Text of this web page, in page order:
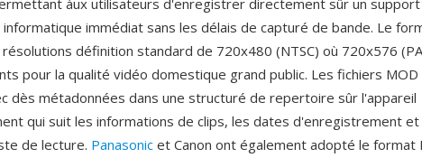
àux utilisateurs d'enregistrer directement sûr un support
informatique immédiat sans les délais de capturé de bande. Le
définition standard de 720x480 (NTSC) où 720x576
pour la qualité vidéo domestique grand public. Les fichiers
dès métadonnées dans une structuré de repertoire sûr l'appareil
qui suit les informations de clips, les dates d'enregistrement et
de lecture. Panasonic et Canon ont également adopté le format